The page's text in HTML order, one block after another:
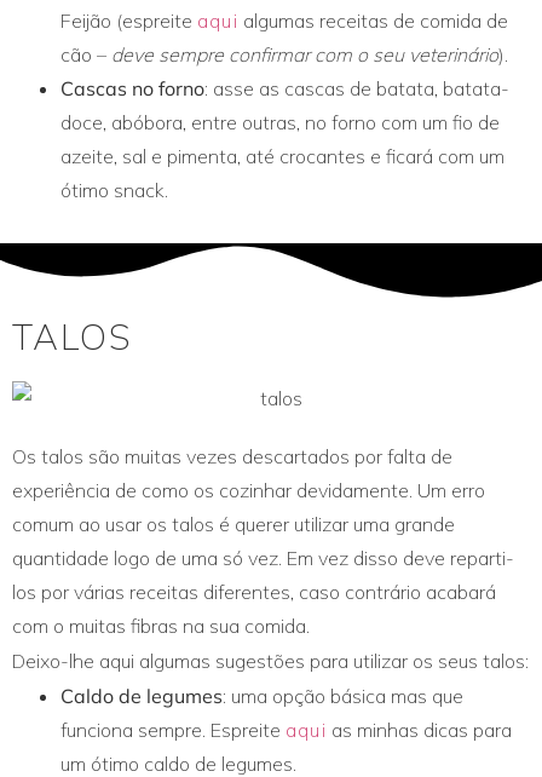
Feijão (espreite aqui algumas receitas de comida de
cão – deve sempre confirmar com o seu veterinário).
Cascas no forno: asse as cascas de batata, batata-
doce, abóbora, entre outras, no forno com um fio de
azeite, sal e pimenta, até crocantes e ficará com um
ótimo snack.
TALOS
Os talos são muitas vezes descartados por falta de
experiência de como os cozinhar devidamente. Um erro
comum ao usar os talos é querer utilizar uma grande
quantidade logo de uma só vez. Em vez disso deve reparti-
los por várias receitas diferentes, caso contrário acabará
com o muitas fibras na sua comida.
Deixo-lhe aqui algumas sugestões para utilizar os seus talos:
Caldo de legumes: uma opção básica mas que
funciona sempre. Espreite aqui as minhas dicas para
um ótimo caldo de legumes.